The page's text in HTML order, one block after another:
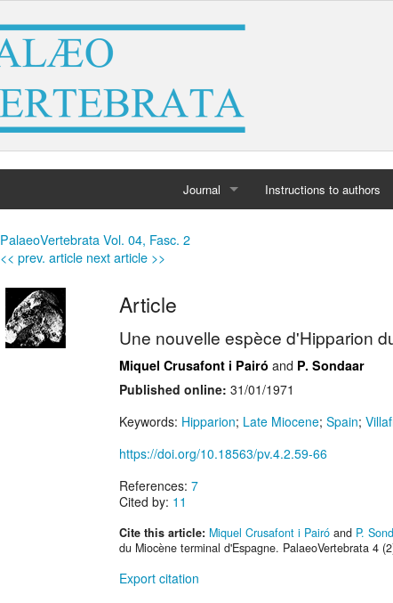
Journal Instructions to authors
PalaeoVertebrata Vol. 04, Fasc. 2
<< prev. article next article >>
Article
Une nouvelle espèce d'Hipparion
Miquel Crusafont i Pairó and P. Sondaar
Published online: 31/01/1971
Keywords: Hipparion; Late Miocene; Spain;
https://doi.org/10.18563/pv.4.2.59-66
References: 7
Cited by: 11
Cite this article: Miquel Crusafont i Pairó and P.
du Miocène terminal d'Espagne. PalaeoVertebrata 4
Export citation